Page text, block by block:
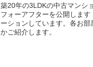
築20年の3LDKの中古マンシ
フォーアフターを公開しま
ーションしています。各お
かご紹介します。